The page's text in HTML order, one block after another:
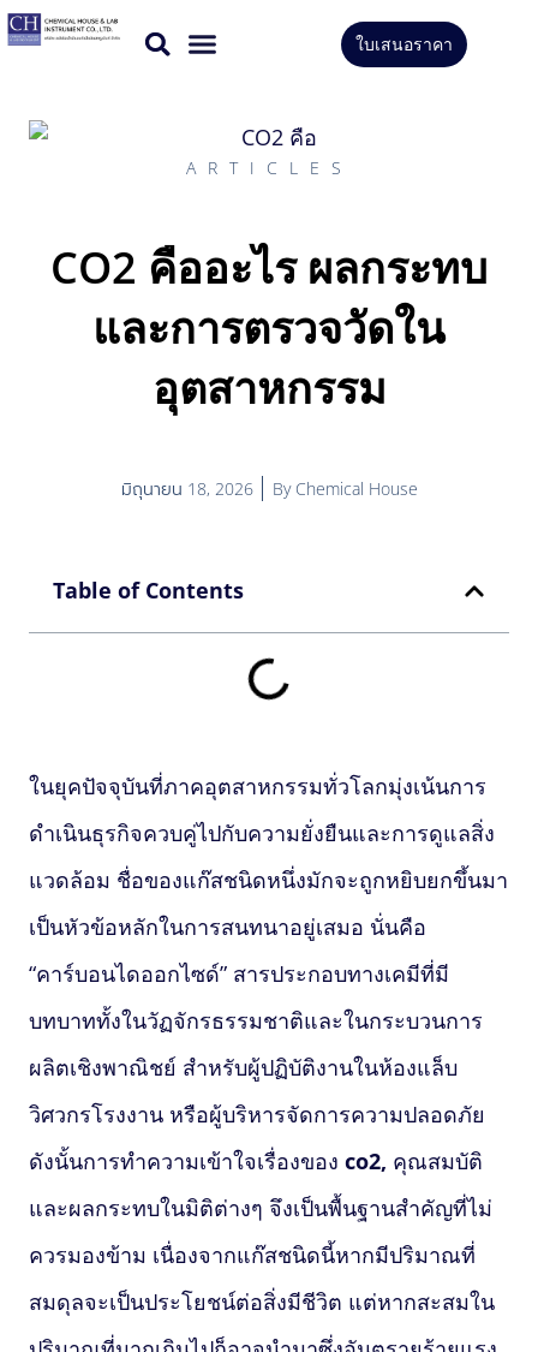
Skip
to
ใบเสนอราคา
ARTICLES
CO2 คืออะไร ผลกระทบ
และการตรวจวัดใน
อุตสาหกรรม
มิถุนายน 18, 2026 ByChemical House
Table of Contents
ในยุคปัจจุบันที่ภาคอุตสาหกรรมทั่วโลกมุ่งเน้นการ
ดำเนินธุรกิจควบคู่ไปกับความยั่งยืนและการดูแลสิ่ง
แวดล้อม ชื่อของแก๊สชนิดหนึ่งมักจะถูกหยิบยกขึ้นมา
เป็นหัวข้อหลักในการสนทนาอยู่เสมอ นั่นคือ
“คาร์บอนไดออกไซด์” สารประกอบทางเคมีที่มี
บทบาททั้งในวัฏจักรธรรมชาติและในกระบวนการ
ผลิตเชิงพาณิชย์ สำหรับผู้ปฏิบัติงานในห้องแล็บ
วิศวกรโรงงาน หรือผู้บริหารจัดการความปลอดภัย
ดังนั้นการทำความเข้าใจเรื่องของ co2, คุณสมบัติ
และผลกระทบในมิติต่างๆ จึงเป็นพื้นฐานสำคัญที่ไม่
ควรมองข้าม เนื่องจากแก๊สชนิดนี้หากมีปริมาณที่
สมดุลจะเป็นประโยชน์ต่อสิ่งมีชีวิต แต่หากสะสมใน